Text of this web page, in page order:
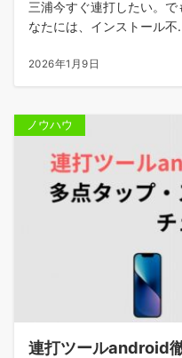
三浦今すぐ連打したい。
なたには、インストール不
2026年1月9日
ノウハウ
連打ツールandroid